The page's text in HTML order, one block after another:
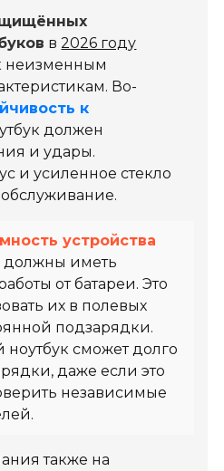
в2026 году
неизменным
Во-
к
должен
и удары.
и усиленное стекло
устройства
должны иметь
от батареи. Это
их в полевых
подзарядки.
сможет долго
даже если это
независимые
также на